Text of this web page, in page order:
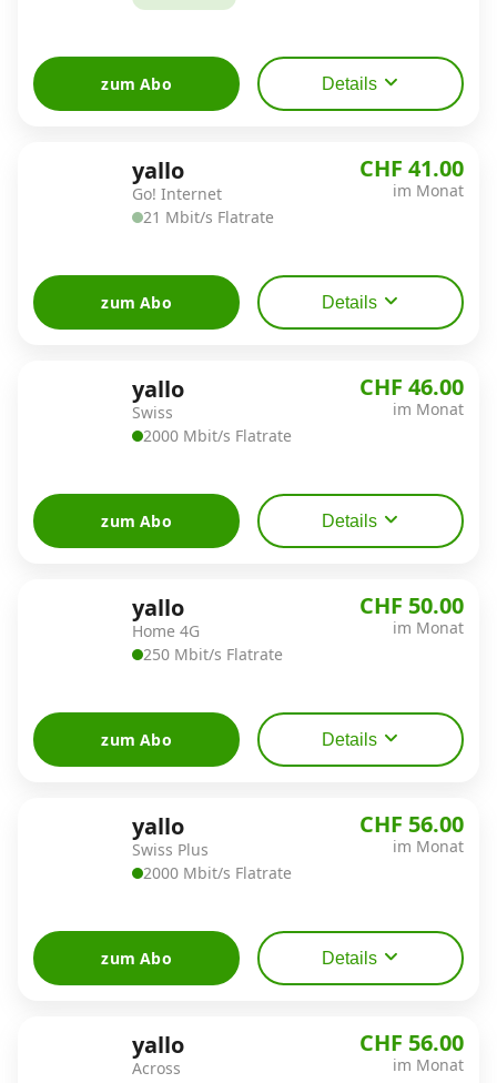
zum Abo Details
yallo
Go! Internet
21 Mbit/s Flatrate
CHF 41.00
im Monat
zum Abo Details
yallo
Swiss
2000 Mbit/s Flatrate
CHF 46.00
im Monat
zum Abo Details
yallo
Home 4G
250 Mbit/s Flatrate
CHF 50.00
im Monat
zum Abo Details
yallo
Swiss Plus
2000 Mbit/s Flatrate
CHF 56.00
im Monat
zum Abo Details
yallo
Across
CHF 56.00
im Monat